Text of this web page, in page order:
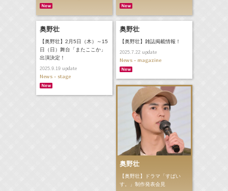
奥野壮
【奥野壮】2月5日（木）～15
日（日）舞台「またここか」
出演決定！
2025.9.19update
News - stage
奥野壮
【奥野壮】雑誌掲載情報！
2025.7.22update
News - magazine
奥野壮
【奥野壮】ドラマ「すぱい
す。」制作発表会見